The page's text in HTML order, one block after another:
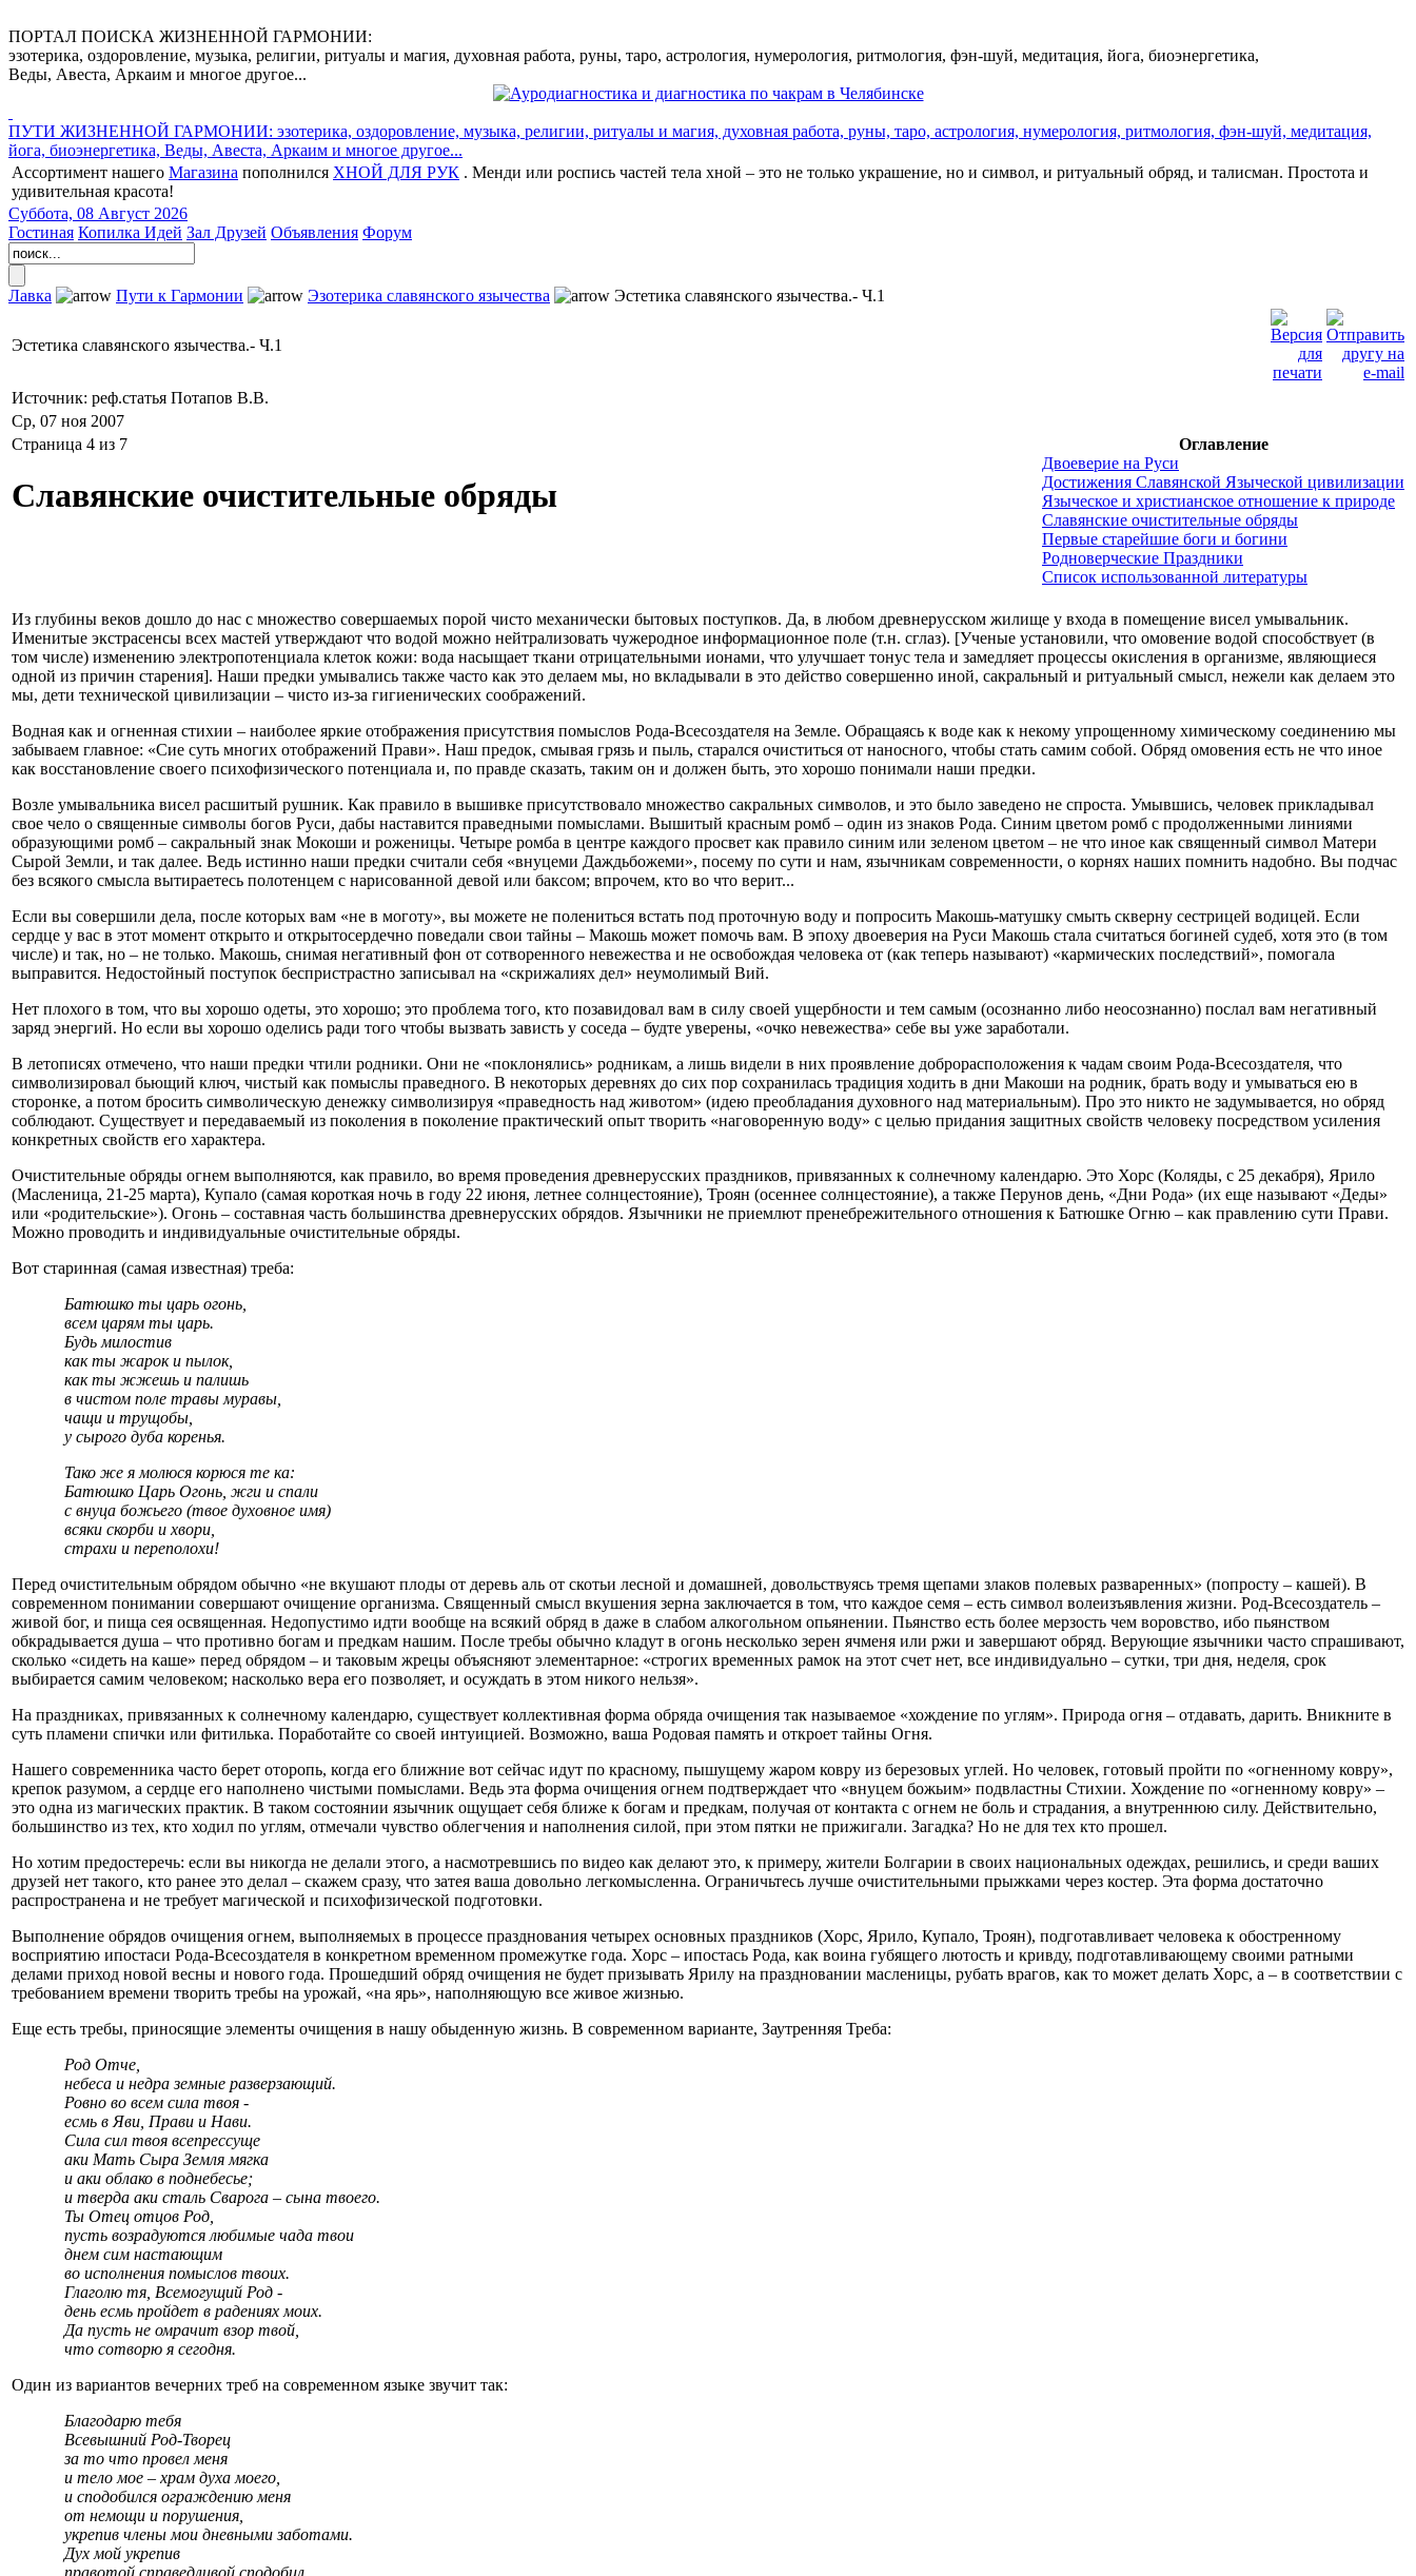
ПОРТАЛ ПОИСКА ЖИЗНЕННОЙ ГАРМОНИИ:
эзотерика, оздоровление, музыка, религии, ритуалы и магия, духовная работа, руны, таро, астрология, нумерология, ритмология, фэн-шуй, медитация, йога, биоэнергетика,
Веды, Авеста, Аркаим и многое другое...
ПУТИ ЖИЗНЕННОЙ ГАРМОНИИ: эзотерика, оздоровление, музыка, религии, ритуалы и магия, духовная работа, руны, таро, астрология, нумерология, ритмология, фэн-шуй, медитация,
йога, биоэнергетика, Веды, Авеста, Аркаим и многое другое...
Ассортимент нашего Магазина пополнился ХНОЙ ДЛЯ РУК . Менди или роспись частей тела хной – это не только украшение, но и символ, и ритуальный обряд, и талисман. Простота и
удивительная красота!
Суббота, 08 Август 2026
Гостиная Копилка Идей Зал Друзей Объявления Форум
Лавка Пути к Гармонии Эзотерика славянского язычества Эстетика славянского язычества.- Ч.1
Эстетика славянского язычества.- Ч.1
Источник: реф.статья Потапов В.В.
Ср, 07 ноя 2007
Оглавление
Двоеверие на Руси
Достижения Славянской Языческой цивилизации
Языческое и христианское отношение к природе
Славянские очистительные обряды
Первые старейшие боги и богини
Родноверческие Праздники
Список использованной литературы
Страница 4 из 7
Славянские очистительные обряды
Из глубины веков дошло до нас с множество совершаемых порой чисто механически бытовых поступков. Да, в любом древнерусском жилище у входа в помещение висел умывальник.
Именитые экстрасенсы всех мастей утверждают что водой можно нейтрализовать чужеродное информационное поле (т.н. сглаз). [Ученые установили, что омовение водой способствует (в
том числе) изменению электропотенциала клеток кожи: вода насыщает ткани отрицательными ионами, что улучшает тонус тела и замедляет процессы окисления в организме, являющиеся
одной из причин старения]. Наши предки умывались также часто как это делаем мы, но вкладывали в это действо совершенно иной, сакральный и ритуальный смысл, нежели как делаем это
мы, дети технической цивилизации – чисто из-за гигиенических соображений.
Водная как и огненная стихии – наиболее яркие отображения присутствия помыслов Рода-Всесоздателя на Земле. Обращаясь к воде как к некому упрощенному химическому соединению мы
забываем главное: «Сие суть многих отображений Прави». Наш предок, смывая грязь и пыль, старался очиститься от наносного, чтобы стать самим собой. Обряд омовения есть не что иное
как восстановление своего психофизического потенциала и, по правде сказать, таким он и должен быть, это хорошо понимали наши предки.
Возле умывальника висел расшитый рушник. Как правило в вышивке присутствовало множество сакральных символов, и это было заведено не спроста. Умывшись, человек прикладывал
свое чело о священные символы богов Руси, дабы наставится праведными помыслами. Вышитый красным ромб – один из знаков Рода. Синим цветом ромб с продолженными линиями
образующими ромб – сакральный знак Мокоши и роженицы. Четыре ромба в центре каждого просвет как правило синим или зеленом цветом – не что иное как священный символ Матери
Сырой Земли, и так далее. Ведь истинно наши предки считали себя «внуцеми Даждьбожеми», посему по сути и нам, язычникам современности, о корнях наших помнить надобно. Вы подчас
без всякого смысла вытираетесь полотенцем с нарисованной девой или баксом; впрочем, кто во что верит...
Если вы совершили дела, после которых вам «не в моготу», вы можете не полениться встать под проточную воду и попросить Макошь-матушку смыть скверну сестрицей водицей. Если
сердце у вас в этот момент открыто и открытосердечно поведали свои тайны – Макошь может помочь вам. В эпоху двоеверия на Руси Макошь стала считаться богиней судеб, хотя это (в том
числе) и так, но – не только. Макошь, снимая негативный фон от сотворенного невежества и не освобождая человека от (как теперь называют) «кармических последствий», помогала
выправится. Недостойный поступок беспристрастно записывал на «скрижалиях дел» неумолимый Вий.
Нет плохого в том, что вы хорошо одеты, это хорошо; это проблема того, кто позавидовал вам в силу своей ущербности и тем самым (осознанно либо неосознанно) послал вам негативный
заряд энергий. Но если вы хорошо оделись ради того чтобы вызвать зависть у соседа – будте уверены, «очко невежества» себе вы уже заработали.
В летописях отмечено, что наши предки чтили родники. Они не «поклонялись» родникам, а лишь видели в них проявление доброрасположения к чадам своим Рода-Всесоздателя, что
символизировал бьющий ключ, чистый как помыслы праведного. В некоторых деревнях до сих пор сохранилась традиция ходить в дни Макоши на родник, брать воду и умываться ею в
сторонке, а потом бросить символическую денежку символизируя «праведность над животом» (идею преобладания духовного над материальным). Про это никто не задумывается, но обряд
соблюдают. Существует и передаваемый из поколения в поколение практический опыт творить «наговоренную воду» с целью придания защитных свойств человеку посредством усиления
конкретных свойств его характера.
Очистительные обряды огнем выполняются, как правило, во время проведения древнерусских праздников, привязанных к солнечному календарю. Это Хорс (Коляды, с 25 декабря), Ярило
(Масленица, 21-25 марта), Купало (самая короткая ночь в году 22 июня, летнее солнцестояние), Троян (осеннее солнцестояние), а также Перунов день, «Дни Рода» (их еще называют «Деды»
или «родительские»). Огонь – составная часть большинства древнерусских обрядов. Язычники не приемлют пренебрежительного отношения к Батюшке Огню – как правлению сути Прави.
Можно проводить и индивидуальные очистительные обряды.
Вот старинная (самая известная) треба:
Батюшко ты царь огонь,
всем царям ты царь.
Будь милостив
как ты жарок и пылок,
как ты жжешь и палишь
в чистом поле травы муравы,
чащи и трущобы,
у сырого дуба коренья.
Тако же я молюся корюся те ка:
Батюшко Царь Огонь, жги и спали
с внуца божьего (твое духовное имя)
всяки скорби и хвори,
страхи и переполохи!
Перед очистительным обрядом обычно «не вкушают плоды от деревь аль от скотьи лесной и домашней, довольствуясь тремя щепами злаков полевых разваренных» (попросту – кашей). В
современном понимании совершают очищение организма. Священный смысл вкушения зерна заключается в том, что каждое семя – есть символ волеизъявления жизни. Род-Всесоздатель –
живой бог, и пища сея освященная. Недопустимо идти вообще на всякий обряд в даже в слабом алкогольном опьянении. Пьянство есть более мерзость чем воровство, ибо пьянством
обкрадывается душа – что противно богам и предкам нашим. После требы обычно кладут в огонь несколько зерен ячменя или ржи и завершают обряд. Верующие язычники часто спрашивают,
сколько «сидеть на каше» перед обрядом – и таковым жрецы объясняют элементарное: «строгих временных рамок на этот счет нет, все индивидуально – сутки, три дня, неделя, срок
выбирается самим человеком; насколько вера его позволяет, и осуждать в этом никого нельзя».
На праздниках, привязанных к солнечному календарю, существует коллективная форма обряда очищения так называемое «хождение по углям». Природа огня – отдавать, дарить. Вникните в
суть пламени спички или фитилька. Поработайте со своей интуицией. Возможно, ваша Родовая память и откроет тайны Огня.
Нашего современника часто берет оторопь, когда его ближние вот сейчас идут по красному, пышущему жаром ковру из березовых углей. Но человек, готовый пройти по «огненному ковру»,
крепок разумом, а сердце его наполнено чистыми помыслами. Ведь эта форма очищения огнем подтверждает что «внуцем божьим» подвластны Стихии. Хождение по «огненному ковру» –
это одна из магических практик. В таком состоянии язычник ощущает себя ближе к богам и предкам, получая от контакта с огнем не боль и страдания, а внутреннюю силу. Действительно,
большинство из тех, кто ходил по углям, отмечали чувство облегчения и наполнения силой, при этом пятки не прижигали. Загадка? Но не для тех кто прошел.
Но хотим предостеречь: если вы никогда не делали этого, а насмотревшись по видео как делают это, к примеру, жители Болгарии в своих национальных одеждах, решились, и среди ваших
друзей нет такого, кто ранее это делал – скажем сразу, что затея ваша довольно легкомысленна. Ограничьтесь лучше очистительными прыжками через костер. Эта форма достаточно
распространена и не требует магической и психофизической подготовки.
Выполнение обрядов очищения огнем, выполняемых в процессе празднования четырех основных праздников (Хорс, Ярило, Купало, Троян), подготавливает человека к обостренному
восприятию ипостаси Рода-Всесоздателя в конкретном временном промежутке года. Хорс – ипостась Рода, как воина губящего лютость и кривду, подготавливающему своими ратными
делами приход новой весны и нового года. Прошедший обряд очищения не будет призывать Ярилу на праздновании масленицы, рубать врагов, как то может делать Хорс, а – в соответствии с
требованием времени творить требы на урожай, «на ярь», наполняющую все живое жизнью.
Еще есть требы, приносящие элементы очищения в нашу обыденную жизнь. В современном варианте, Заутренняя Треба:
Род Отче,
небеса и недра земные разверзающий.
Ровно во всем сила твоя -
есмь в Яви, Прави и Нави.
Сила сил твоя всепрессуще
аки Мать Сыра Земля мягка
и аки облако в поднебесье;
и тверда аки сталь Сварога – сына твоего.
Ты Отец отцов Род,
пусть возрадуются любимые чада твои
днем сим настающим
во исполнения помыслов твоих.
Глаголю тя, Всемогущий Род -
день есмь пройдет в радениях моих.
Да пусть не омрачит взор твой,
что сотворю я сегодня.
Один из вариантов вечерних треб на современном языке звучит так:
Благодарю тебя
Всевышний Род-Творец
за то что провел меня
и тело мое – храм духа моего,
и сподобился ограждению меня
от немощи и порушения,
укрепив члены мои дневными заботами.
Дух мой укрепив
правотой справедливой сподобил